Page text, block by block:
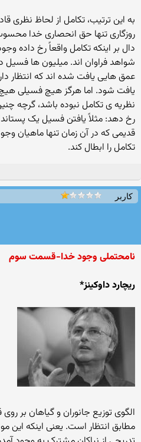
به این ترتیب، تکامل از لحاظ نظری
روزگاری تنها حق انحصاری خدا
دال بر اینکه تکامل واقعاً رخ داده
شواهد فراوان اند. میلیون ها
عمق هایی یافت شده اند که انتظار
یافت شود. اما هرگز هیچ فسیلی
نظریه ی تکامل نبوده باشد، گرچه
رخ دهد: مثلاً یافتن فسیل یک
قدیمی که در آن زمان تنها ماهیان
تکامل را ابطال کند.
کاربر
نامحتملی وجود خدا-قسمت سوم
ریچارد داوکینز*
الگوی توزیع جانوران و گیاهان بر
مطابق انتظار است. یعنی اینکه این